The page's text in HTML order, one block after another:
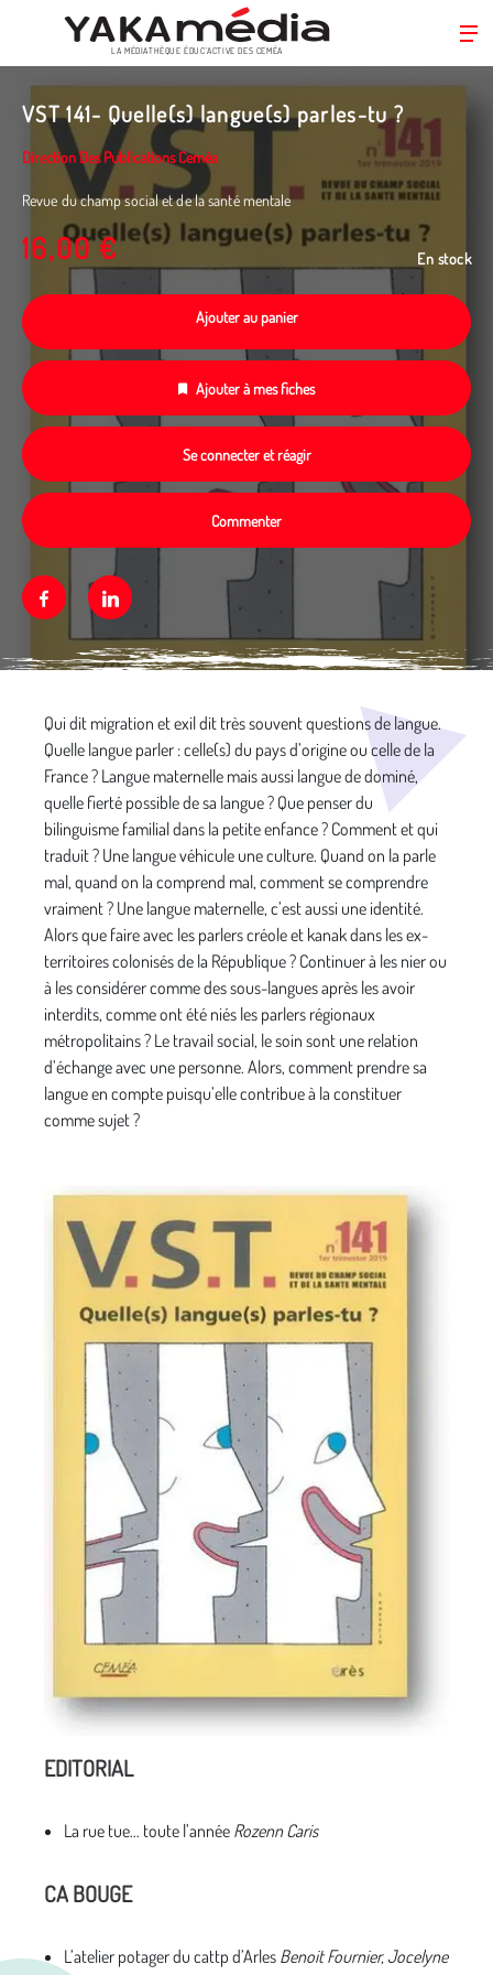
contenu
principal
LA MÉDIATHÈQUE ÉDUC’ACTIVE DES CEMÉA
VST 141- Quelle(s) langue(s) parles-tu ?
Direction Des Publications Ceméa
Revue du champ social et de la santé mentale
16,00 € En stock
Ajouter au panier
Ajouter à mes fiches
Se connecter et réagir
Commenter
FacebookLinkedin
Qui dit migration et exil dit très souvent questions de langue.
Quelle langue parler : celle(s) du pays d’origine ou celle de la
France ? Langue maternelle mais aussi langue de dominé,
quelle fierté possible de sa langue ? Que penser du
bilinguisme familial dans la petite enfance ? Comment et qui
traduit ? Une langue véhicule une culture. Quand on la parle
mal, quand on la comprend mal, comment se comprendre
vraiment ? Une langue maternelle, c’est aussi une identité.
Alors que faire avec les parlers créole et kanak dans les ex-
territoires colonisés de la République ? Continuer à les nier ou
à les considérer comme des sous-langues après les avoir
interdits, comme ont été niés les parlers régionaux
métropolitains ? Le travail social, le soin sont une relation
d’échange avec une personne. Alors, comment prendre sa
langue en compte puisqu’elle contribue à la constituer
comme sujet ?
EDITORIAL
La rue tue… toute l’année Rozenn Caris
CA BOUGE
L’atelier potager du cattp d’Arles Benoit Fournier, Jocelyne